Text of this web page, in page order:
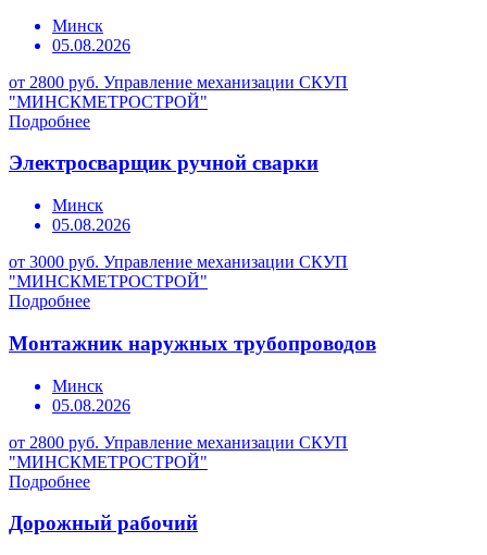
Минск
05.08.2026
от 2800 руб. Управление механизации СКУП
"МИНСКМЕТРОСТРОЙ"
Подробнее
Электросварщик ручной сварки
Минск
05.08.2026
от 3000 руб. Управление механизации СКУП
"МИНСКМЕТРОСТРОЙ"
Подробнее
Монтажник наружных трубопроводов
Минск
05.08.2026
от 2800 руб. Управление механизации СКУП
"МИНСКМЕТРОСТРОЙ"
Подробнее
Дорожный рабочий